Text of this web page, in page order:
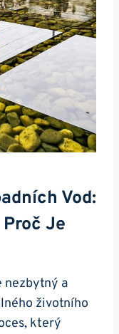
Vod:
Je
nezbytný a
životního
který